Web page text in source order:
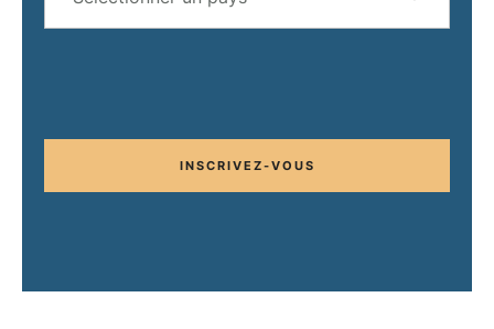
INSCRIVEZ-VOUS